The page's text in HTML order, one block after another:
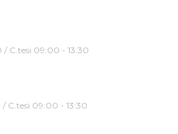
C.tesi 09:00 - 13:30
C.tesi 09:00 - 13:30